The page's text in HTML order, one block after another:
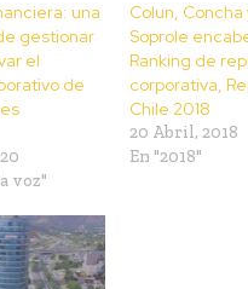
una
gestionar
el
de
voz"
Colun, Concha
Soprole
Ranking de
corporativa,
Chile 2018
20 Abril, 2018
En "2018"